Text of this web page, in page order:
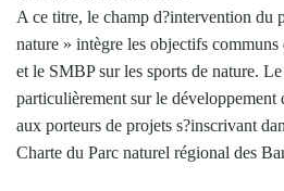
A ce titre, le champ d?intervention du
nature » intègre les objectifs
et le SMBP sur les sports de nature.
particulièrement sur le développement
aux porteurs de projets s?inscrivant
Charte du Parc naturel régional des